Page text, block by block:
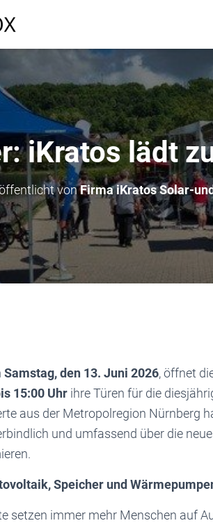
iKratos lädt
vonFirma iKratos Solar-
Samstag, den 13. Juni 2026, öffnet
15:00 Uhr ihre Türen für die
aus der Metropolregion Nürnberg
und umfassend über die
Speicher und
setzen immer mehr Menschen auf